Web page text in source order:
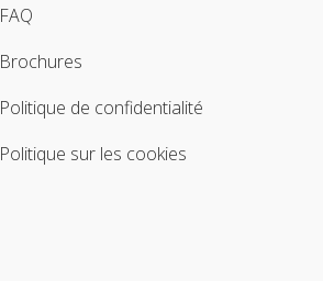
FAQ
Brochures
Politique de confidentialité
Politique sur les cookies